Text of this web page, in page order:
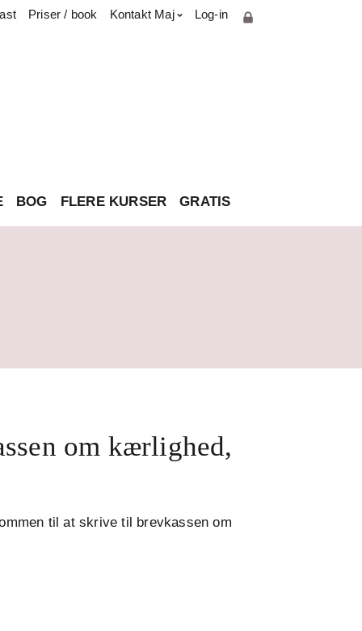
Priser / book Kontakt Maj Log-in
BOG FLERE KURSER GRATIS
om kærlighed,
til at skrive til brevkassen om